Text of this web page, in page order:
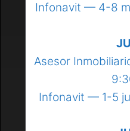
Infonavit — 4-8
Asesor
Infonavit — 1-5